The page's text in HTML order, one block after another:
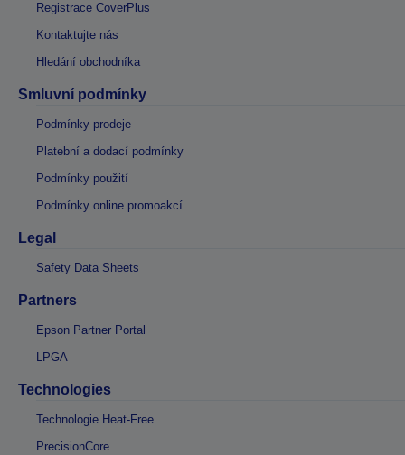
Registrace CoverPlus
Kontaktujte nás
Hledání obchodníka
Smluvní podmínky
Podmínky prodeje
Platební a dodací podmínky
Podmínky použití
Podmínky online promoakcí
Legal
Safety Data Sheets
Partners
Epson Partner Portal
LPGA
Technologies
Technologie Heat-Free
PrecisionCore